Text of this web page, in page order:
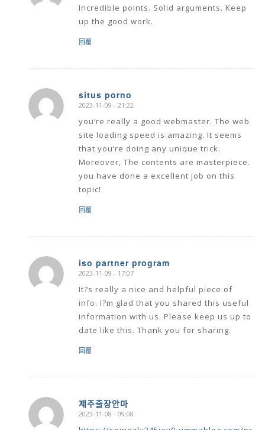
Incredible points. Solid arguments. Keep
up the good work.
回覆
situs porno
says:
2023-11-09 - 21:22
you’re really a good webmaster. The web
site loading speed is amazing. It seems
that you’re doing any unique trick.
Moreover, The contents are masterpiece.
you have done a excellent job on this
topic!
回覆
iso partner program
says:
2023-11-09 - 17:07
It?s really a nice and helpful piece of
info. I?m glad that you shared this useful
information with us. Please keep us up to
date like this. Thank you for sharing.
回覆
제주출장안마
says:
2023-11-08 - 09:08